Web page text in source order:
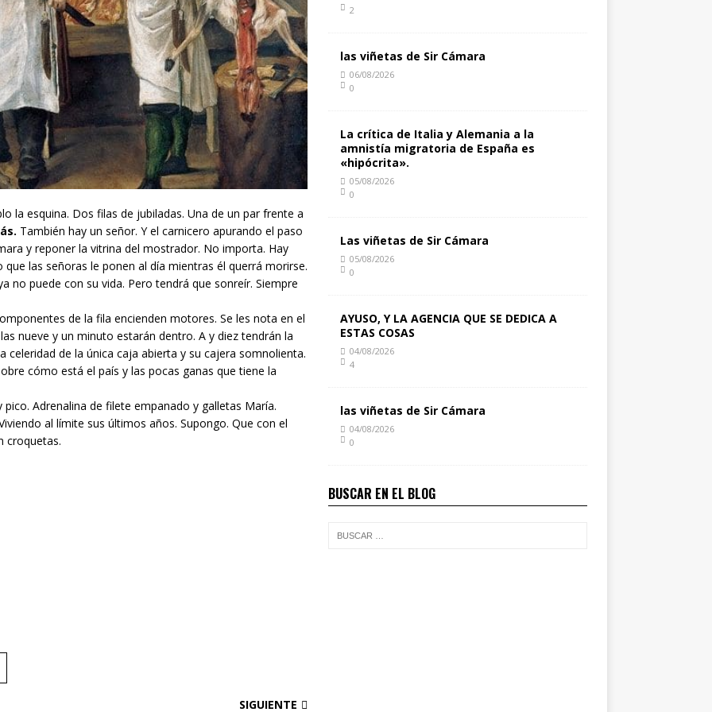
la esquina. Dos filas de jubiladas. Una de un par frente a
También hay un señor. Y el carnicero apurando el paso
y reponer la vitrina del mostrador. No importa. Hay
las señoras le ponen al día mientras él querrá morirse.
no puede con su vida. Pero tendrá que sonreír. Siempre
de la fila encienden motores. Se les nota en el
nueve y un minuto estarán dentro. A y diez tendrán la
de la única caja abierta y su cajera somnolienta.
cómo está el país y las pocas ganas que tiene la
Adrenalina de filete empanado y galletas María.
al límite sus últimos años. Supongo. Que con el
croquetas.
SIGUIENTE
2
las viñetas de Sir Cámara
06/08/2026
0
La crítica de Italia y Alemania a la
amnistía migratoria de España es
«hipócrita».
05/08/2026
0
Las viñetas de Sir Cámara
05/08/2026
0
AYUSO, Y LA AGENCIA QUE SE DEDICA A
ESTAS COSAS
04/08/2026
4
las viñetas de Sir Cámara
04/08/2026
0
BUSCAR EN EL BLOG